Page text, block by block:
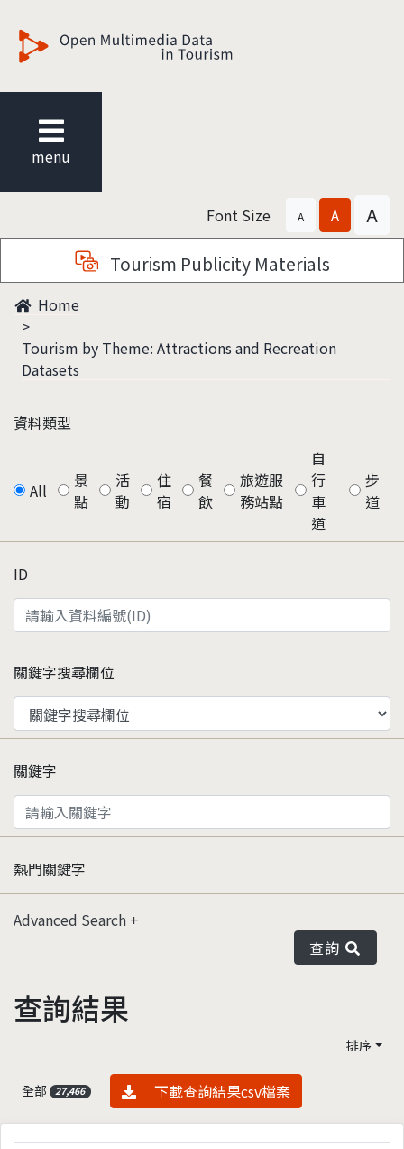
menu
Font Size A A A
Tourism Publicity Materials
Home
Tourism by Theme: Attractions and Recreation
Datasets
資料類型
All
景
點
活
動
住
宿
餐
飲
旅遊服
務站點
自
行
車
道
步
道
ID
關鍵字搜尋欄位
關鍵字
熱門關鍵字
Advanced Search
查詢
查詢結果
排序
全部 27,466 資料下載
下載查詢結果csv檔案